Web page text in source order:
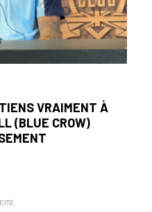
VRAIMENT À
(BLUE CROW)